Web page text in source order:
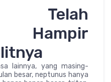
Telah
Hampir
lainnya, yang masing-
besar, neptunus hanya